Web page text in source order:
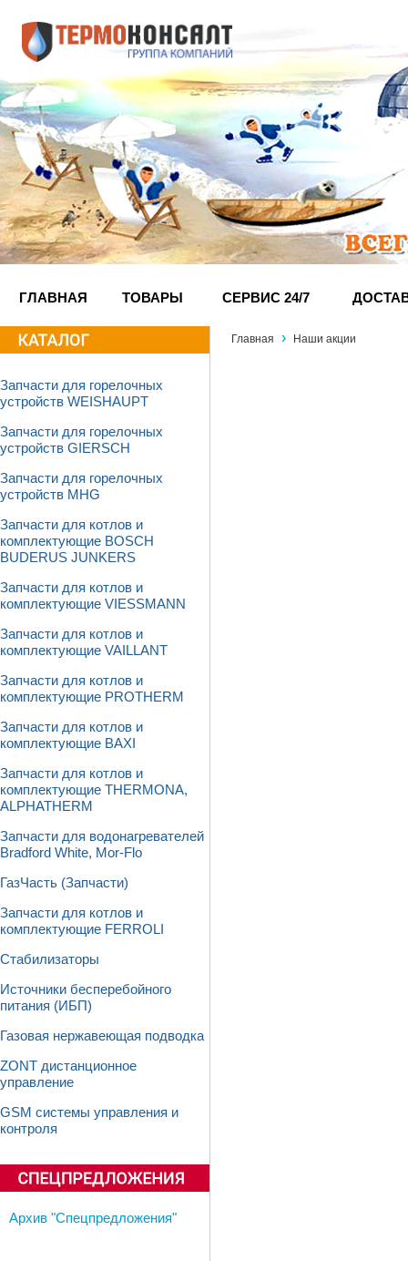
ГЛАВНАЯ ТОВАРЫ СЕРВИС 24/7
Запчасти для горелочных
устройств WEISHAUPT
Запчасти для горелочных
устройств GIERSCH
Запчасти для горелочных
устройств MHG
Запчасти для котлов и
комплектующие BOSCH
BUDERUS JUNKERS
Запчасти для котлов и
комплектующие VIESSMANN
Запчасти для котлов и
комплектующие VAILLANT
Запчасти для котлов и
комплектующие PROTHERM
Запчасти для котлов и
комплектующие BAXI
Запчасти для котлов и
комплектующие THERMONA,
ALPHATHERM
Запчасти для водонагревателей
Bradford White, Mor-Flo
ГазЧасть (Запчасти)
Запчасти для котлов и
комплектующие FERROLI
Стабилизаторы
Источники бесперебойного
питания (ИБП)
Газовая нержавеющая подводка
ZONT дистанционное
управление
GSM системы управления и
контроля
Архив "Спецпредложения"
Главная › Наши акции